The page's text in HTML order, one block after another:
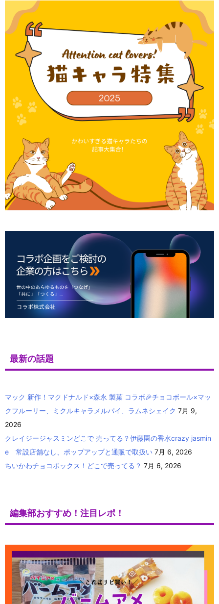
最新の話題
マック 新作！マクドナルド×森永 製菓 コラボ🎉チョコボール×マッ
クフルーリー、ミクルキャラメルパイ、ラムネシェイク 7月 9,
2026
クレイジージャスミンどこで 売ってる？伊藤園の香水crazy jasmin
e 常設店舗なし、ポップアップと通販で取扱い 7月 6, 2026
ちいかわチョコボックス！どこで売ってる？ 7月 6, 2026
編集部おすすめ！注目レポ！